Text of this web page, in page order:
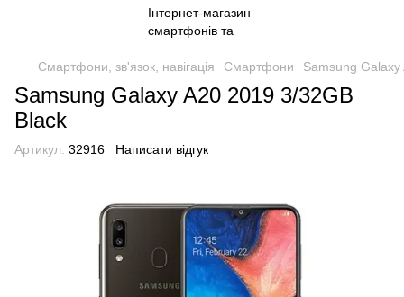
Смартфони, зв'язок, навігація Смартфони Samsung
Samsung Galaxy A20 2019 3/32GB
Black
Артикул: 32916 Написати відгук